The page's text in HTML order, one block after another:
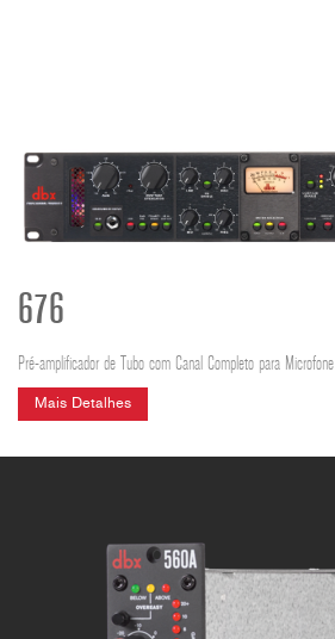
676
Pré-amplificador de Tubo com Canal Completo para Microfone
Mais Detalhes